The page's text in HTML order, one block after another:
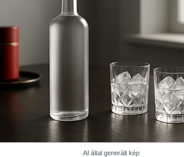
AI által generált kép